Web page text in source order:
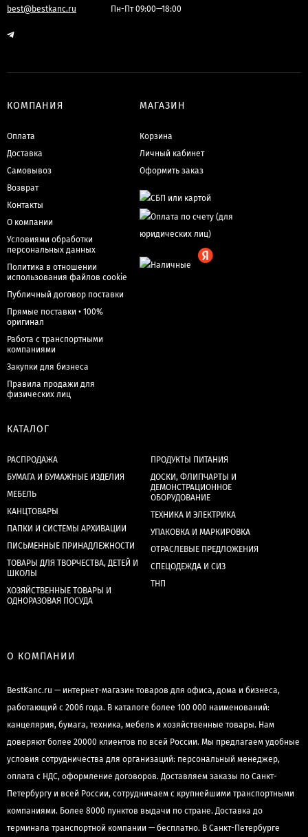
best@bestkanc.ru Пн-Пт 09:00—18:00
КОМПАНИЯ
Оплата
Доставка
Самовывоз
Возврат
Контакты
О компании
Условиями обработки
персональных данных
Политика в отношении
использования файлов cookie
Публичный договор поставки
Прямые поставки • 100%
оригинал
Работа с транспортными
компаниями
Закупки для бизнеса
Правила продажи для
физических лиц
МАГАЗИН
Корзина
Личный кабинет
Оформить заказ
КАТАЛОГ
РАСПРОДАЖА
БУМАГА И БУМАЖНЫЕ ИЗДЕЛИЯ
МЕБЕЛЬ
КАНЦТОВАРЫ
ПАПКИ И СИСТЕМЫ АРХИВАЦИИ
ПИСЬМЕННЫЕ ПРИНАДЛЕЖНОСТИ
ТОВАРЫ ДЛЯ ТВОРЧЕСТВА, ДЕТЕЙ И
ШКОЛЫ
ХОЗЯЙСТВЕННЫЕ ТОВАРЫ И
ОДНОРАЗОВАЯ ПОСУДА
ПРОДУКТЫ ПИТАНИЯ
ДОСКИ, ФЛИПЧАРТЫ И
ДЕМОНСТРАЦИОННОЕ
ОБОРУДОВАНИЕ
ТЕХНИКА И ЭЛЕКТРИКА
УПАКОВКА И МАРКИРОВКА
ОТРАСЛЕВЫЕ ПРЕДЛОЖЕНИЯ
СПЕЦОДЕЖДА И СИЗ
ТНП
О КОМПАНИИ
BestKanc.ru — интернет-магазин товаров для офиса, дома и бизнеса,
работающий с 2006 года. В каталоге более 100 000 наименований:
канцелярия, бумага, техника, мебель и хозяйственные товары. Нам
доверяют более 20000 клиентов по всей России. Мы предлагаем удобные
условия сотрудничества для организаций: персональный менеджер,
оплата с НДС, оформление договоров. Доставляем заказы по Санкт-
Петербургу и всей России, сотрудничаем с крупнейшими транспортными
компаниями. Более 8000 пунктов выдачи по стране. Доставка до
терминала транспортной компании — бесплатно. В Санкт-Петербурге